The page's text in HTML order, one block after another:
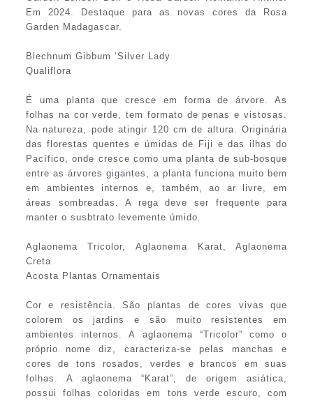
Em 2024. Destaque para as novas cores da Rosa
Garden Madagascar.
Blechnum Gibbum ‘Silver Lady
Qualiflora
É uma planta que cresce em forma de árvore. As
folhas na cor verde, tem formato de penas e vistosas.
Na natureza, pode atingir 120 cm de altura. Originária
das florestas quentes e úmidas de Fiji e das ilhas do
Pacífico, onde cresce como uma planta de sub-bosque
entre as árvores gigantes, a planta funciona muito bem
em ambientes internos e, também, ao ar livre, em
áreas sombreadas. A rega deve ser frequente para
manter o susbtrato levemente úmido.
Aglaonema Tricolor, Aglaonema Karat, Aglaonema
Creta
Acosta Plantas Ornamentais
Cor e resistência. São plantas de cores vivas que
colorem os jardins e são muito resistentes em
ambientes internos. A aglaonema “Tricolor” como o
próprio nome diz, caracteriza-se pelas manchas e
cores de tons rosados, verdes e brancos em suas
folhas. A aglaonema “Karat”, de origem asiática,
possui folhas coloridas em tons verde escuro, com